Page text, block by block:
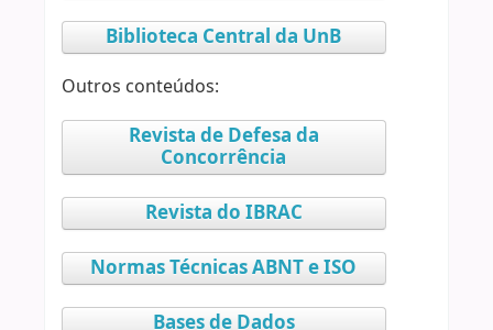
Biblioteca Central da UnB
Outros conteúdos:
Revista de Defesa da
Concorrência
Revista do IBRAC
Normas Técnicas ABNT e ISO
Bases de Dados